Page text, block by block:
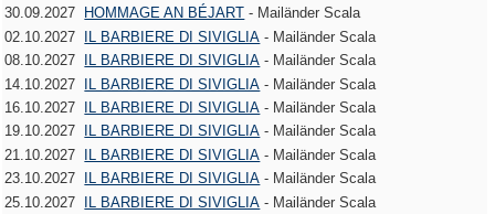
30.09.2027
HOMMAGE AN BÉJART - Mailänder Scala
02.10.2027
IL BARBIERE DI SIVIGLIA - Mailänder Scala
08.10.2027
IL BARBIERE DI SIVIGLIA - Mailänder Scala
14.10.2027 IL BARBIERE DI SIVIGLIA - Mailänder Scala
16.10.2027
IL BARBIERE DI SIVIGLIA - Mailänder Scala
19.10.2027
IL BARBIERE DI SIVIGLIA - Mailänder Scala
21.10.2027
IL BARBIERE DI SIVIGLIA - Mailänder Scala
23.10.2027
IL BARBIERE DI SIVIGLIA - Mailänder Scala
25.10.2027 IL BARBIERE DI SIVIGLIA - Mailänder Scala